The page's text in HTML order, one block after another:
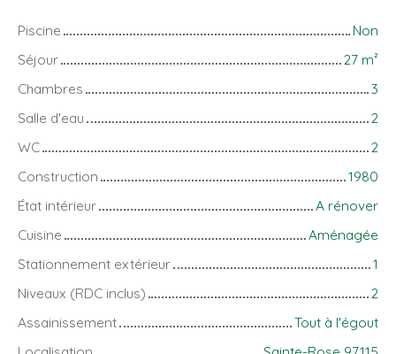
Piscine
Non
Séjour
27 m²
Chambres
3
Salle d'eau
2
WC
2
Construction
1980
État intérieur
A rénover
Cuisine
Aménagée
Stationnement extérieur
1
Niveaux (RDC inclus)
2
Assainissement
Tout à l'égout